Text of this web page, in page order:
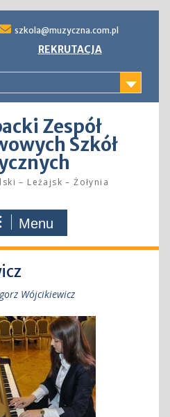
szkola@muzyczna.com.pl
REKRUTACJA
Zespół
Szkół
– Leżajsk – Żołynia
Menu
Wójcikiewicz